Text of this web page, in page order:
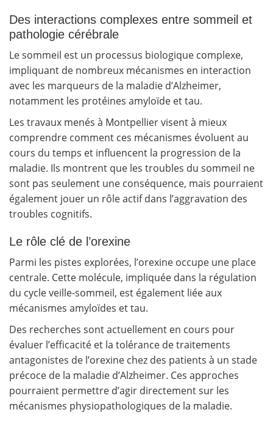
Des interactions complexes entre sommeil et
pathologie cérébrale
Le sommeil est un processus biologique complexe,
impliquant de nombreux mécanismes en interaction
avec les marqueurs de la maladie d’Alzheimer,
notamment les protéines amyloïde et tau.
Les travaux menés à Montpellier visent à mieux
comprendre comment ces mécanismes évoluent au
cours du temps et influencent la progression de la
maladie. Ils montrent que les troubles du sommeil ne
sont pas seulement une conséquence, mais pourraient
également jouer un rôle actif dans l’aggravation des
troubles cognitifs.
Le rôle clé de l’orexine
Parmi les pistes explorées, l’orexine occupe une place
centrale. Cette molécule, impliquée dans la régulation
du cycle veille-sommeil, est également liée aux
mécanismes amyloïdes et tau.
Des recherches sont actuellement en cours pour
évaluer l’efficacité et la tolérance de traitements
antagonistes de l’orexine chez des patients à un stade
précoce de la maladie d’Alzheimer. Ces approches
pourraient permettre d’agir directement sur les
mécanismes physiopathologiques de la maladie.